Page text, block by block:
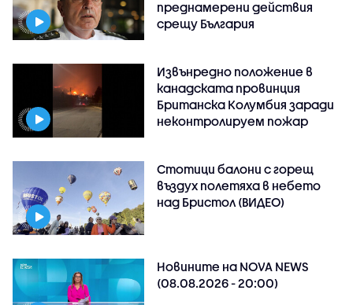
преднамерени действия
срещу България
Извънредно положение в
канадската провинция
Британска Колумбия заради
неконтролируем пожар
Стотици балони с горещ
въздух полетяха в небето
над Бристол (ВИДЕО)
Новините на NOVA NEWS
(08.08.2026 - 20:00)